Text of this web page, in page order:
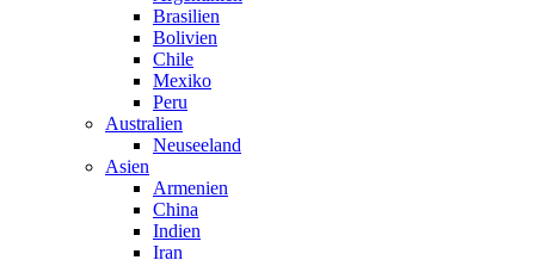
Brasilien
Bolivien
Chile
Mexiko
Peru
Australien
Neuseeland
Asien
Armenien
China
Indien
Iran